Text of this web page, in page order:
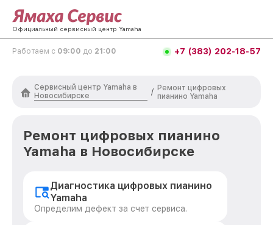
Официальный сервисный центр Yamaha
Работаем с 09:00 до 21:00 +7 (383) 202-18-57
Сервисный центр Yamaha в
Новосибирске
/ Ремонт цифровых
пианино Yamaha
Ремонт цифровых пианино
Yamaha в Новосибирске
Диагностика цифровых пианино
Yamaha
Определим дефект за счет сервиса.